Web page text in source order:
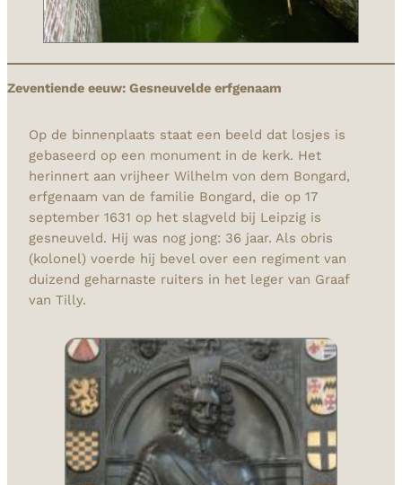
Zeventiende eeuw: Gesneuvelde erfgenaam
Op de binnenplaats staat een beeld dat losjes is
gebaseerd op een monument in de kerk. Het
herinnert aan vrijheer Wilhelm von dem Bongard,
erfgenaam van de familie Bongard, die op 17
september 1631 op het slagveld bij Leipzig is
gesneuveld. Hij was nog jong: 36 jaar. Als obris
(kolonel) voerde hij bevel over een regiment van
duizend geharnaste ruiters in het leger van Graaf
van Tilly.